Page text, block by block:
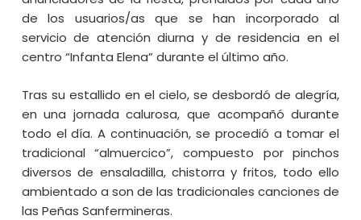
de los usuarios/as que se han incorporado al
servicio de atención diurna y de residencia en el
centro “Infanta Elena” durante el último año.
Tras su estallido en el cielo, se desbordó de alegría,
en una jornada calurosa, que acompañó durante
todo el día. A continuación, se procedió a tomar el
tradicional “almuercico”, compuesto por pinchos
diversos de ensaladilla, chistorra y fritos, todo ello
ambientado a son de las tradicionales canciones de
las Peñas Sanfermineras.